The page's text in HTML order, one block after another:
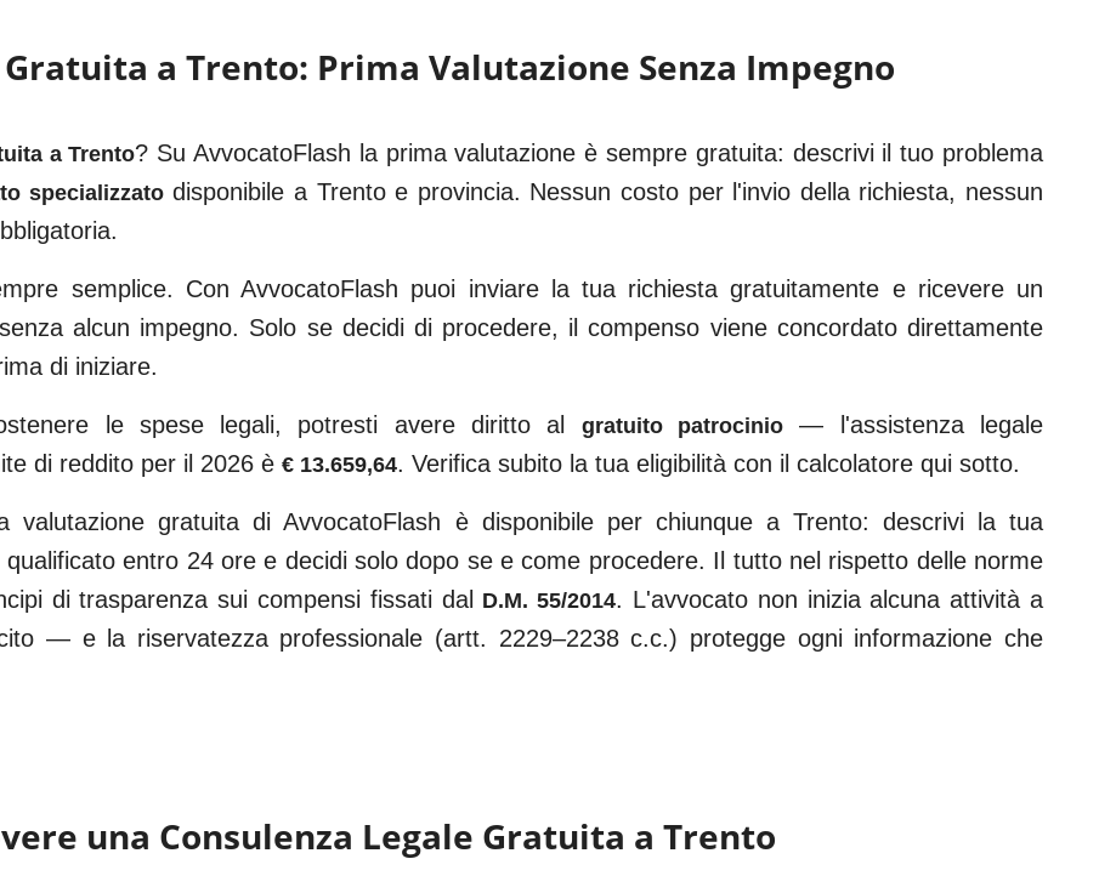
a Trento: Prima Valutazione Senza Impegno
aTrento? Su AvvocatoFlash la prima valutazione è sempre gratuita: descrivi il tuo problema
specializzato disponibile a Trentoe provincia. Nessun costo per l'invio della richiesta, nessun
semplice. Con AvvocatoFlash puoi inviare la tua richiesta gratuitamente e ricevere un
alcun impegno. Solo se decidi di procedere, il compenso viene concordato direttamente
di iniziare.
le spese legali, potresti avere diritto al gratuito patrocinio — l'assistenza legale
di reddito per il 2026 è € 13.659,64. Verifica subito la tua eligibilità con il calcolatore qui sotto.
valutazione gratuita di AvvocatoFlash è disponibile per chiunque a Trento: descrivi la tua
entro 24 ore e decidi solo dopo se e come procedere. Il tutto nel rispetto delle norme
di trasparenza sui compensi fissati dal D.M. 55/2014. L'avvocato non inizia alcuna attività a
— e la riservatezza professionale (artt. 2229–2238 c.c.) protegge ogni informazione che
una Consulenza Legale Gratuita a Trento